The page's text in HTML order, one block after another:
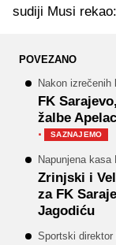
sudiji Musi rekao:
POVEZANO
Nakon izrečenih
FK
žalbe
· SAZNAJEMO
Napunjena kasa
Zrinjski i
za FK
Jagodiću
Sportski direktor